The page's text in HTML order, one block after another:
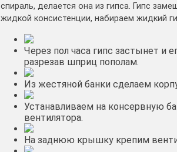
спираль, делается она из гипса. Гипс
жидкой консистенции, набираем жидкий
Через пол часа гипс застынет и
разрезав шприц пополам.
Из жестяной банки сделаем
Устанавливаем на консервную
вентилятора.
На заднюю крышку крепим